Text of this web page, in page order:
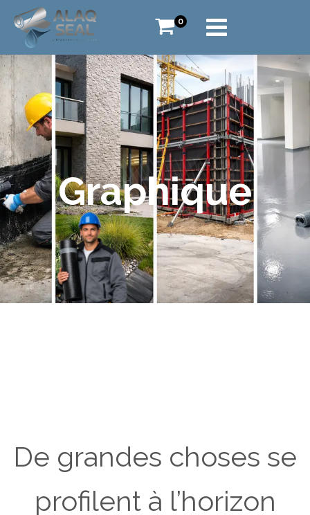
0
Graphique
De grandes choses se
profilent à l’horizon